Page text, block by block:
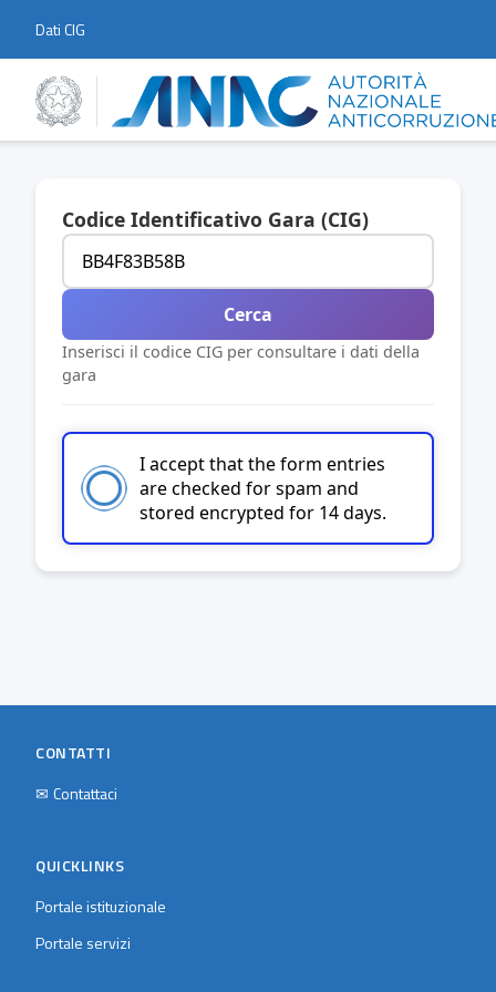
Dati CIG
Codice Identificativo Gara (CIG)
Cerca
Inserisci il codice CIG per consultare i dati della
gara
I accept that the form entries
are checked for spam and
stored encrypted for 14 days.
CONTATTI
✉ Contattaci
QUICKLINKS
Portale istituzionale
Portale servizi